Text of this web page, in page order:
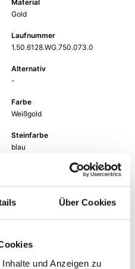
Über Cookies
und Anzeigen zu
Material
Gold
Laufnummer
1.50.6128.WG.750.073.0
Alternativ
-
Farbe
Weißgold
Steinfarbe
blau
Stücke